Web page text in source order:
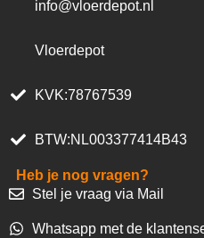
info@vloerdepot.nl
Vloerdepot
KVK:78767539
BTW:NL003377414B43
Heb je nog vragen?
Stel je vraag via Mail
Whatsapp met de